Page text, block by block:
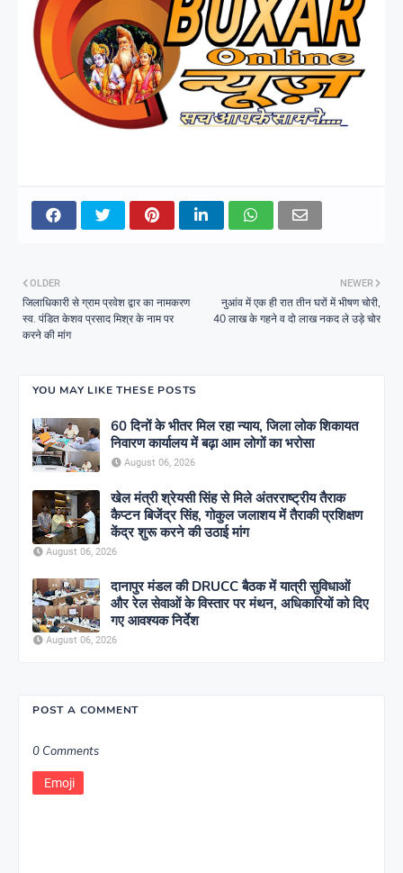
NEWER
नुआंव में एक ही रात तीन घरों में भीषण चोरी,
40 लाख के गहने व दो लाख नकद ले उड़े चोर
OLDER
जिलाधिकारी से ग्राम प्रवेश द्वार का नामकरण
स्व. पंडित केशव प्रसाद मिश्र के नाम पर
करने की मांग
YOU MAY LIKE THESE POSTS
60 दिनों के भीतर मिल रहा न्याय, जिला लोक शिकायत
निवारण कार्यालय में बढ़ा आम लोगों का भरोसा
August 06, 2026
खेल मंत्री श्रेयसी सिंह से मिले अंतरराष्ट्रीय तैराक
कैप्टन बिजेंद्र सिंह, गोकुल जलाशय में तैराकी प्रशिक्षण
केंद्र शुरू करने की उठाई मांग
August 06, 2026
दानापुर मंडल की DRUCC बैठक में यात्री सुविधाओं
और रेल सेवाओं के विस्तार पर मंथन, अधिकारियों को दिए
गए आवश्यक निर्देश
August 06, 2026
POST A COMMENT
0 Comments
Emoji